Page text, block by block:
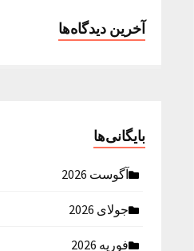
آخرین دیدگاه‌ها
بایگانی‌ها
آگوست 2026
جولای 2026
فوریه 2026